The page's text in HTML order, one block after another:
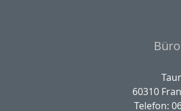
60310
Telefon: